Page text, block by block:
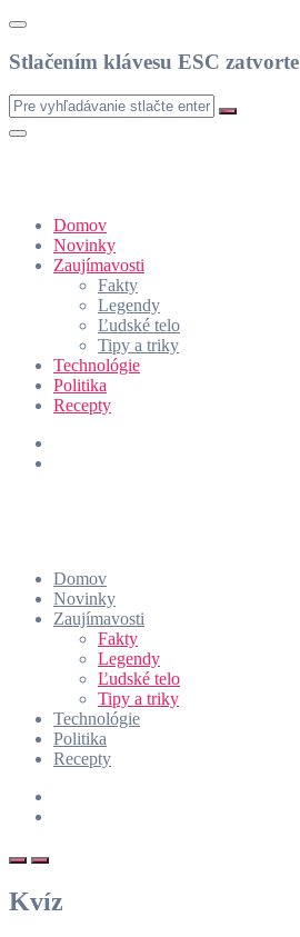
Stlačením klávesu ESC zatvorte
Domov
Novinky
Zaujímavosti
Fakty
Legendy
Ľudské telo
Tipy a triky
Technológie
Politika
Recepty
Domov
Novinky
Zaujímavosti
Fakty
Legendy
Ľudské telo
Tipy a triky
Technológie
Politika
Recepty
Kvíz